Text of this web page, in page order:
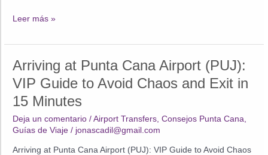
Cap
vs
The
Ultimate
Punta
Cana
Luxury
Guide
Leer más »
Arriving at Punta Cana Airport (PUJ):
VIP Guide to Avoid Chaos and Exit in
15 Minutes
Deja un comentario /Airport Transfers ,Consejos Punta Cana
Guías de Viaje / jonascadil@gmail.com
Arriving at Punta Cana Airport (PUJ): VIP Guide to Avoid Chaos